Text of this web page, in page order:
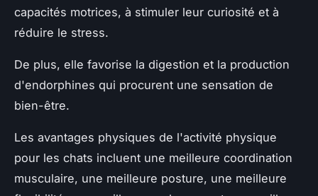
capacités motrices, à stimuler leur curiosité et à
réduire le stress.
De plus, elle favorise la digestion et la production
d'endorphines qui procurent une sensation de
bien-être.
Les avantages physiques de l'activité physique
pour les chats incluent une meilleure coordination
musculaire, une meilleure posture, une meilleure